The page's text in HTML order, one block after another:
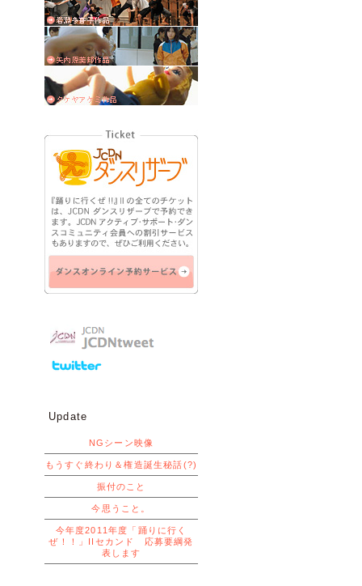
Update
NGシーン映像
もうすぐ終わり＆権造誕生秘話(?)
振付のこと
今思うこと。
今年度2011年度「踊りに行く
ぜ！！」IIセカンド 応募要綱発
表します